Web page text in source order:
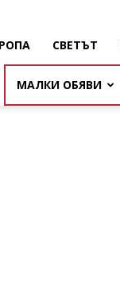
СВЕТЪТ
МАЛКИ ОБЯВИ